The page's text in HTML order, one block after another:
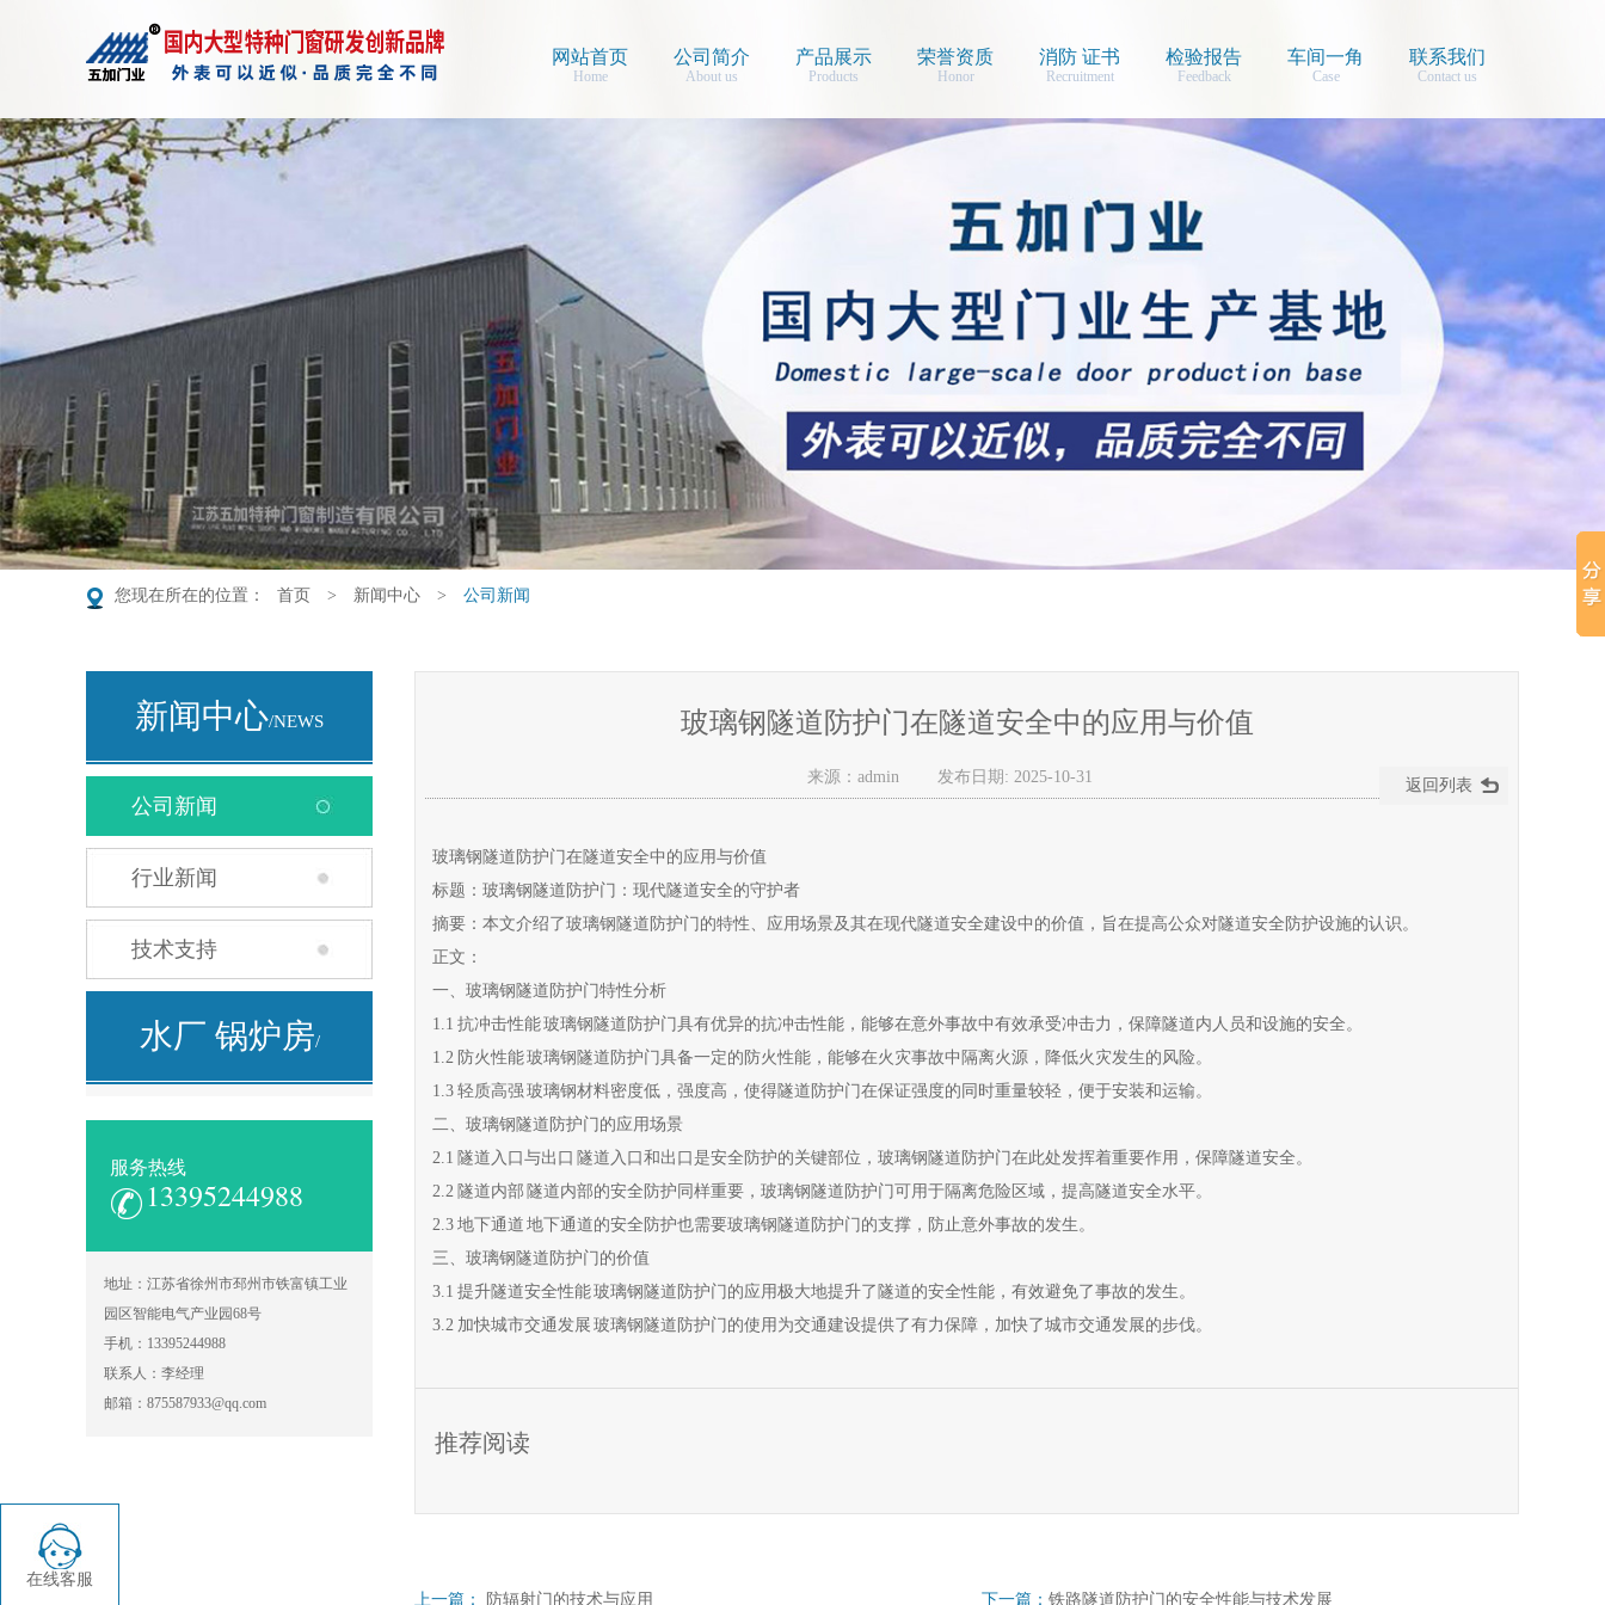
网站首页
Home
公司简介
About us
产品展示
Products
荣誉资质
Honor
消防 证书
Recruitment
检验报告
Feedback
车间一角
Case
联系我们
Contact us
您现在所在的位置： 首页 > 新闻中心 > 公司新闻
新闻中心/NEWS
公司新闻
行业新闻
技术支持
水厂 锅炉房/
服务热线
13395244988
地址：江苏省徐州市邳州市铁富镇工业
园区智能电气产业园68号
手机：13395244988
联系人：李经理
邮箱：875587933@qq.com
玻璃钢隧道防护门在隧道安全中的应用与价值
返回列表
来源：admin 发布日期: 2025-10-31
玻璃钢隧道防护门在隧道安全中的应用与价值
标题：玻璃钢隧道防护门：现代隧道安全的守护者
摘要：本文介绍了玻璃钢隧道防护门的特性、应用场景及其在现代隧道安全建设中的价值，旨在提高公众对隧道安全防护设施的认识。
正文：
一、玻璃钢隧道防护门特性分析
1.1 抗冲击性能 玻璃钢隧道防护门具有优异的抗冲击性能，能够在意外事故中有效承受冲击力，保障隧道内人员和设施的安全。
1.2 防火性能 玻璃钢隧道防护门具备一定的防火性能，能够在火灾事故中隔离火源，降低火灾发生的风险。
1.3 轻质高强 玻璃钢材料密度低，强度高，使得隧道防护门在保证强度的同时重量较轻，便于安装和运输。
二、玻璃钢隧道防护门的应用场景
2.1 隧道入口与出口 隧道入口和出口是安全防护的关键部位，玻璃钢隧道防护门在此处发挥着重要作用，保障隧道安全。
2.2 隧道内部 隧道内部的安全防护同样重要，玻璃钢隧道防护门可用于隔离危险区域，提高隧道安全水平。
2.3 地下通道 地下通道的安全防护也需要玻璃钢隧道防护门的支撑，防止意外事故的发生。
三、玻璃钢隧道防护门的价值
3.1 提升隧道安全性能 玻璃钢隧道防护门的应用极大地提升了隧道的安全性能，有效避免了事故的发生。
3.2 加快城市交通发展 玻璃钢隧道防护门的使用为交通建设提供了有力保障，加快了城市交通发展的步伐。
推荐阅读
下一篇： 铁路隧道防护门的安全性能与技术发展
上一篇： 防辐射门的技术与应用
在线客服